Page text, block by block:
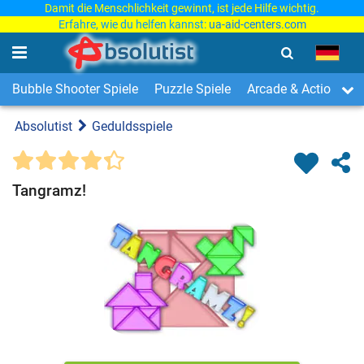
Damit die Menschlichkeit gewinnt, ist jede Hilfe wichtig.
Erfahre, wie du helfen kannst: ua-aid-centers.com
Bubble Shooter Spiele Puzzle Spiele Arcade & Action
Absolutist Geduldsspiele
Tangramz!